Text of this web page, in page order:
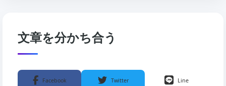
文章を分かち合う
Facebook Twitter Line